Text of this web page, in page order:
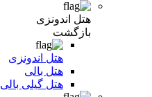
هتل اندونزی
بازگشت
هتل اندونزی
هتل بالی
هتل گیلی بالی